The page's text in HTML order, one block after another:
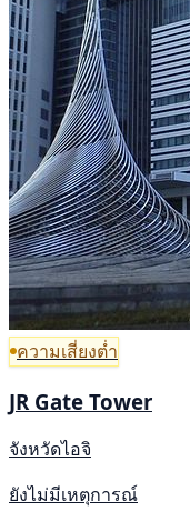
ความเสี่ยงต่ำ
JR Gate Tower
จังหวัดไอจิ
ยังไม่มีเหตุการณ์